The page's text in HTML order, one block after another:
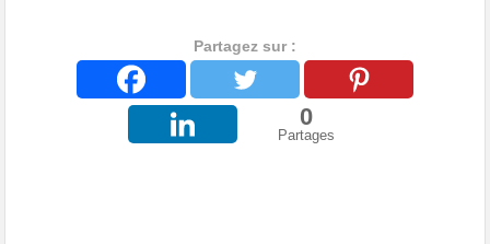
Partagez sur :
0
Partages